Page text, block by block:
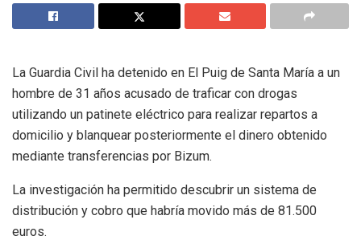
La Guardia Civil ha detenido en El Puig de Santa María a un
hombre de 31 años acusado de traficar con drogas
utilizando un patinete eléctrico para realizar repartos a
domicilio y blanquear posteriormente el dinero obtenido
mediante transferencias por Bizum.
La investigación ha permitido descubrir un sistema de
distribución y cobro que habría movido más de 81.500
euros.